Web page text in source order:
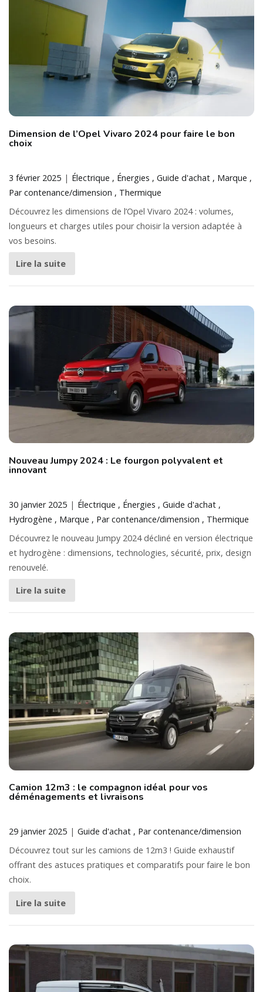
Dimension de l’Opel Vivaro 2024 pour faire le bon
choix
3 février 2025 Électrique Énergies Guide d'achat
Marque
Par contenance/dimension
Thermique
Découvrez les dimensions de l’Opel Vivaro 2024 : volumes,
longueurs et charges utiles pour choisir la version adaptée à
vos besoins.
Lire la suite
Nouveau Jumpy 2024 : Le fourgon polyvalent et
innovant
30 janvier 2025 Électrique Énergies
Guide d'achat
Hydrogène
Marque Par contenance/dimension
Thermique
Découvrez le nouveau Jumpy 2024 décliné en version électrique
et hydrogène : dimensions, technologies, sécurité, prix, design
renouvelé.
Lire la suite
Camion 12m3 : le compagnon idéal pour vos
déménagements et livraisons
29 janvier 2025 Guide d'achat
Par contenance/dimension
Découvrez tout sur les camions de 12m3 ! Guide exhaustif
offrant des astuces pratiques et comparatifs pour faire le bon
choix.
Lire la suite